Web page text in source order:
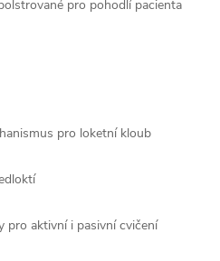
pro pohodlí pacienta
pro loketní kloub
pro aktivní i pasivní cvičení